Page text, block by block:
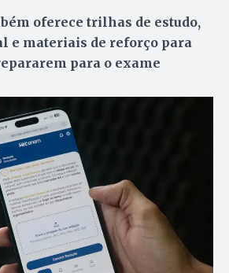
oferece trilhas de estudo,
e materiais de reforço para
para o exame